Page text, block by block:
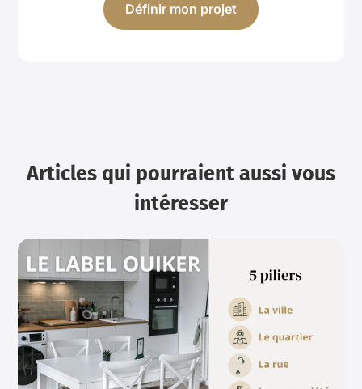
Définir mon projet
Articles qui pourraient aussi vous
intéresser